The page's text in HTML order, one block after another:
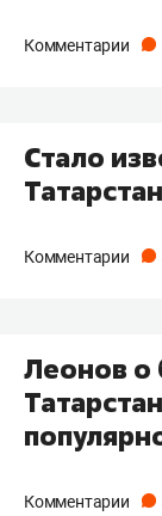
Комментарии
Стало
Комментарии
Леонов о
Комментарии